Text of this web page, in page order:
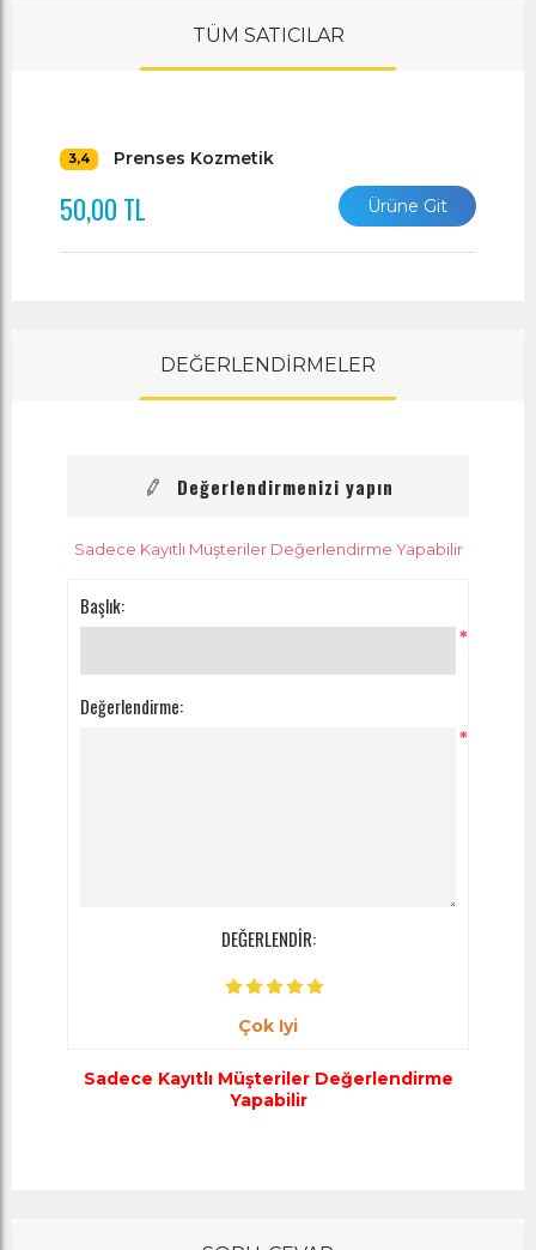
TÜM SATICILAR
3,4 Prenses Kozmetik
50,00 TL Ürüne Git
DEĞERLENDİRMELER
Değerlendirmenizi yapın
Sadece Kayıtlı Müşteriler Değerlendirme Yapabilir
Başlık:
*
Değerlendirme:
*
DEĞERLENDİR:
Çok Iyi
Sadece Kayıtlı Müşteriler Değerlendirme
Yapabilir